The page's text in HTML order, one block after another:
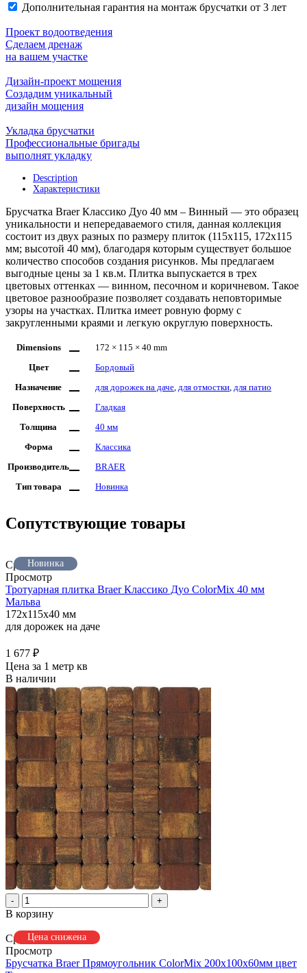
Дополнительная гарантия на монтаж брусчатки от 3 лет
Проект водоотведения
Сделаем дренаж
на вашем участке
Дизайн-проект мощения
Создадим уникальный
дизайн мощения
Укладка брусчатки
Профессиональные бригады
выполнят укладку
Description
Характеристики
Брусчатка Braer Классико Дуо 40 мм – Винный — это образец
уникальности и непередаваемого стиля, данная коллекция
состоит из двух разных по размеру плиток (115х115, 172х115
мм; высотой 40 мм), благодаря которым существует большое
количество способов создания рисунков. Мы предлагаем
выгодные цены за 1 кв.м. Плитка выпускается в трех
цветовых оттенках — винном, песочном и коричневом. Такое
цветовое разнообразие позволяет создавать неповторимые
узоры на участках. Плитка имеет ровную форму с
закругленными краями и легкую округлую поверхность.
Dimensions
172 × 115 × 40 mm
Цвет
Бордовый
Назначение
для дорожек на даче для отмостки для патио
Поверхность
Гладкая
Толщина
40 мм
Форма
Классика
Производитель
BRAER
Тип товара
Новинка
Сопутствующие товары
Новинка
Сравнить
Просмотр
Тротуарная плитка Braer Классико Дуо ColorMix 40 мм
Мальва
172x115x40 мм
для дорожек на даче
1 677 ₽
Цена за 1 метр кв
В наличии
- +
В корзину
Цена снижена
Сравнить
Просмотр
Брусчатка Braer Прямоугольник ColorMix 200х100х60мм цвет